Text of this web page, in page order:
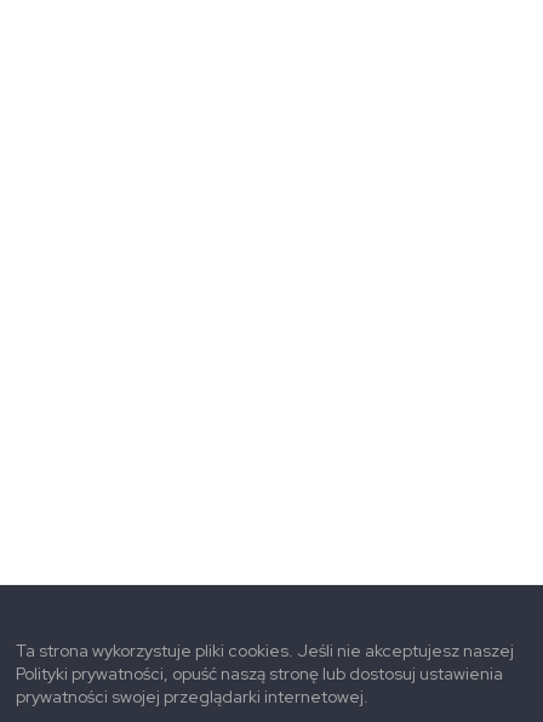
Ta strona wykorzystuje pliki cookies. Jeśli nie akceptujesz naszej
Polityki prywatności, opuść naszą stronę lub dostosuj ustawienia
prywatności swojej przeglądarki internetowej.